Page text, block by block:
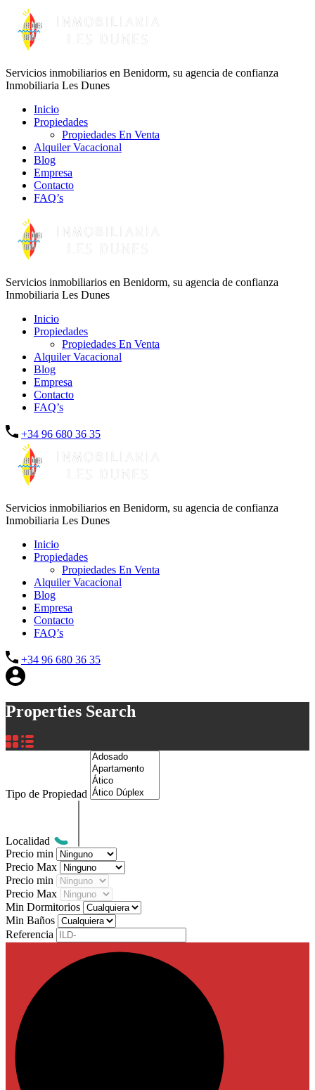
Servicios inmobiliarios en Benidorm, su agencia de confianza
Inmobiliaria Les Dunes
Inicio
Propiedades
Propiedades En Venta
Alquiler Vacacional
Blog
Empresa
Contacto
FAQ’s
Servicios inmobiliarios en Benidorm, su agencia de confianza
Inmobiliaria Les Dunes
Inicio
Propiedades
Propiedades En Venta
Alquiler Vacacional
Blog
Empresa
Contacto
FAQ’s
+34 96 680 36 35
Servicios inmobiliarios en Benidorm, su agencia de confianza
Inmobiliaria Les Dunes
Inicio
Propiedades
Propiedades En Venta
Alquiler Vacacional
Blog
Empresa
Contacto
FAQ’s
+34 96 680 36 35
Properties Search
Tipo de Propiedad
Localidad
Precio min
Precio Max
Precio min
Precio Max
Min Dormitorios
Min Baños
Referencia